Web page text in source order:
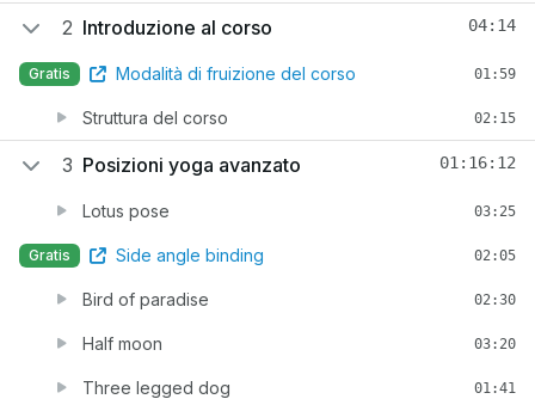
2 Introduzione al corso 04:14
Gratis Modalità di fruizione del corso 01:59
Struttura del corso 02:15
3 Posizioni yoga avanzato 01:16:12
Lotus pose 03:25
Gratis Side angle binding 02:05
Bird of paradise 02:30
Half moon 03:20
Three legged dog 01:41